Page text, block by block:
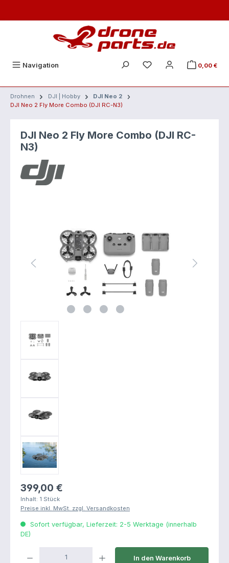
Navigation 0,00 €
Drohnen DJI | Hobby
DJI Neo 2
DJI Neo 2 Fly More Combo (DJI RC-N3)
DJI Neo 2 Fly More Combo (DJI RC-
N3)
Regulärer Preis:
399,00 €
Inhalt: 1 Stück
Preise inkl. MwSt. zzgl. Versandkosten
Sofort verfügbar, Lieferzeit: 2-5 Werktage (innerhalb
DE)
Produkt Anzahl: Gib den gewünschten Wert ein oder benutze die
In den Warenkorb